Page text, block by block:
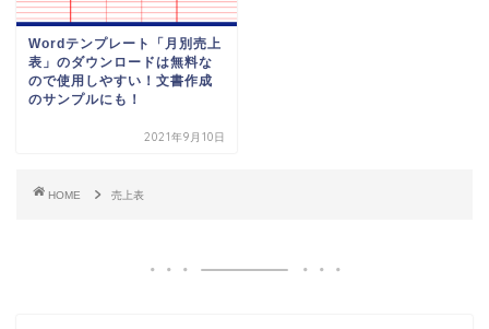
Wordテンプレート「月別売上
表」のダウンロードは無料な
ので使用しやすい！文書作成
のサンプルにも！
2021年9月10日
HOME 売上表